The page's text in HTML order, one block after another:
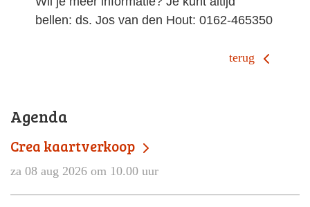
bellen: ds. Jos van den Hout: 0162-465350
terug
Agenda
Crea kaartverkoop
za 08 aug 2026 om 10.00 uur